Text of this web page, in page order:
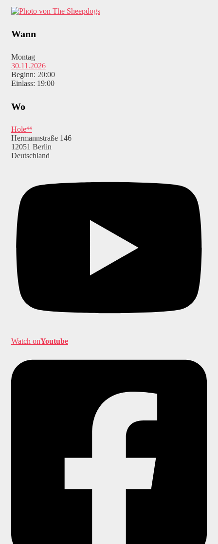
Wann
Montag
30.11.2026
Beginn: 20:00
Einlass: 19:00
Wo
Hole⁴⁴
Hermannstraße 146
12051 Berlin
Deutschland
Watch onYoutube